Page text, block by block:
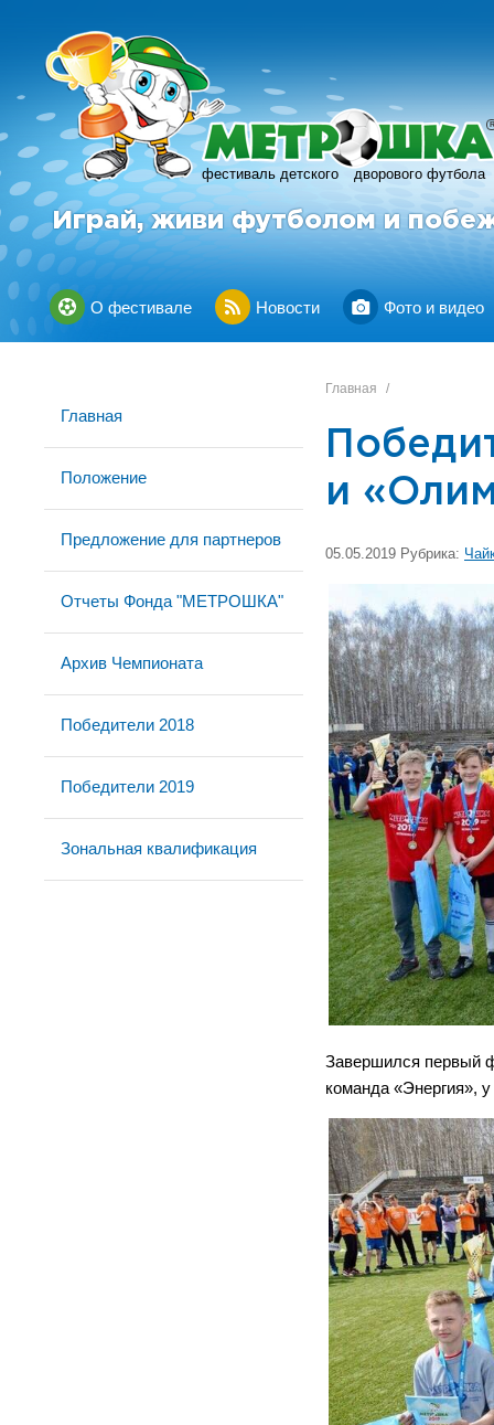
фестиваль детского дворового футбола
R
Играй, живи футболом и
О фестивале Новости Фото и видео
Главная
Положение
Предложение для партнеров
Отчеты Фонда "МЕТРОШКА"
Архив Чемпионата
Победители 2018
Победители 2019
Зональная квалификация
Главная /
и
05.05.2019 Рубрика:
Завершился первый
команда «Энергия»,